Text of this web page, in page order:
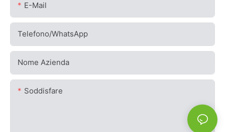
E-Mail
Telefono/WhatsApp
Nome Azienda
Soddisfare